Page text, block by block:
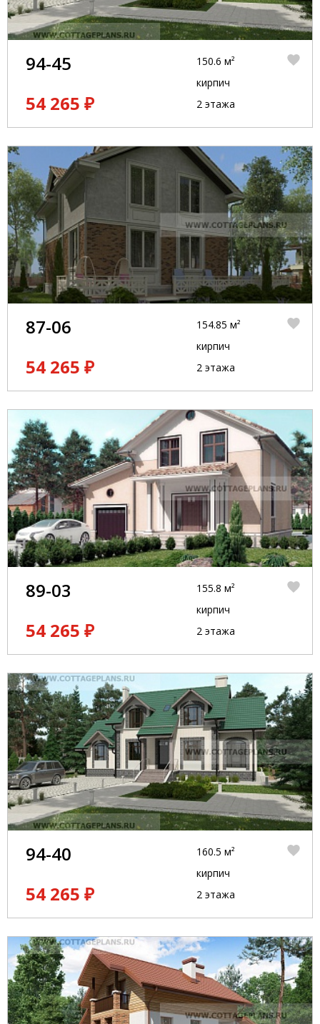
94-45
54 265 ₽
150.6 м²
кирпич
2 этажа
87-06
54 265 ₽
154.85 м²
кирпич
2 этажа
89-03
54 265 ₽
155.8 м²
кирпич
2 этажа
94-40
54 265 ₽
160.5 м²
кирпич
2 этажа